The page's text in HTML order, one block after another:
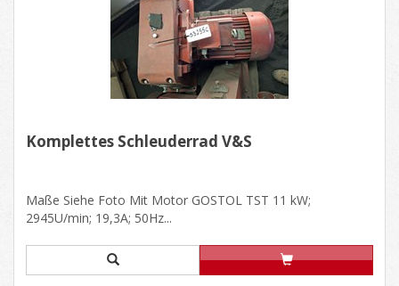
Komplettes Schleuderrad V&S
Maße Siehe Foto Mit Motor GOSTOL TST 11 kW;
2945U/min; 19,3A; 50Hz...